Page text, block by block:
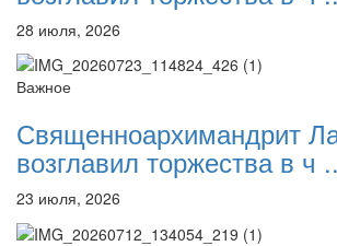
28 июля, 2026
Важное
Священноархимандрит
возглавил торжества в ч
23 июля, 2026